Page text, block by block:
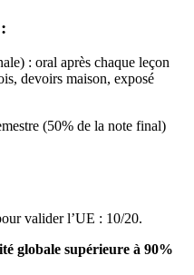
: oral après chaque leçon
devoirs maison, exposé
(50% de la note final)
valider l’UE : 10/20.
globale supérieure à 90%